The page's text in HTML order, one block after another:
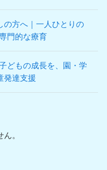
の方へ｜一人ひとりの
門的な療育
どもの成長を、園・学
発達支援
。